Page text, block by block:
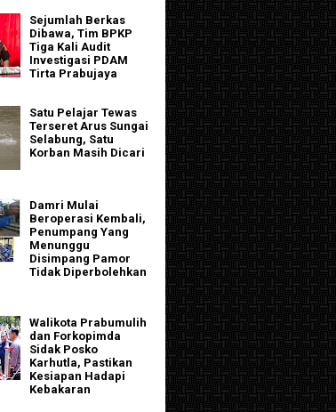
Sejumlah Berkas
Dibawa, Tim BPKP
Tiga Kali Audit
Investigasi PDAM
Tirta Prabujaya
Satu Pelajar Tewas
Terseret Arus Sungai
Selabung, Satu
Korban Masih Dicari
Damri Mulai
Beroperasi Kembali,
Penumpang Yang
Menunggu
Disimpang Pamor
Tidak Diperbolehkan
Walikota Prabumulih
dan Forkopimda
Sidak Posko
Karhutla, Pastikan
Kesiapan Hadapi
Kebakaran